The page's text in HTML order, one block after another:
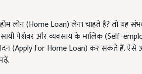
लोन (Home Loan) लेना चाहते हैं? तो यह
पेशेवर और व्यवसाय के मालिक (Self-
(Apply for Home Loan) कर सकते हैं.